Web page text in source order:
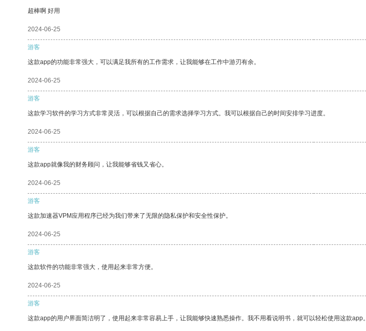
超棒啊 好用
2024-06-25
游客
这款app的功能非常强大，可以满足我所有的工作需求，让我能够在工作中游刃有余。
2024-06-25
游客
这款学习软件的学习方式非常灵活，可以根据自己的需求选择学习方式。我可以根据自己的时间安排学习进度。
2024-06-25
游客
这款app就像我的财务顾问，让我能够省钱又省心。
2024-06-25
游客
这款加速器VPM应用程序已经为我们带来了无限的隐私保护和安全性保护。
2024-06-25
游客
这款软件的功能非常强大，使用起来非常方便。
2024-06-25
游客
这款app的用户界面简洁明了，使用起来非常容易上手，让我能够快速熟悉操作。我不用看说明书，就可以轻松使用这款app。